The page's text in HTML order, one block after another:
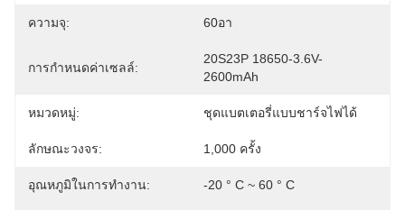
ความจุ: 60อา
การกำหนดค่าเซลล์:
20S23P 18650-3.6V-
2600mAh
หมวดหมู่: ชุดแบตเตอรี่แบบชาร์จไฟได้
ลักษณะวงจร: 1,000 ครั้ง
อุณหภูมิในการทำงาน: -20 ° C ~ 60 ° C